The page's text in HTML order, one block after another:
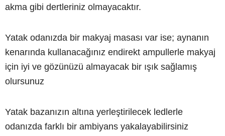
akma gibi dertleriniz olmayacaktır.
Yatak odanızda bir makyaj masası var ise; aynanın
kenarında kullanacağınız endirekt ampullerle makyaj
için iyi ve gözünüzü almayacak bir ışık sağlamış
olursunuz
Yatak bazanızın altına yerleştirilecek ledlerle
odanızda farklı bir ambiyans yakalayabilirsiniz